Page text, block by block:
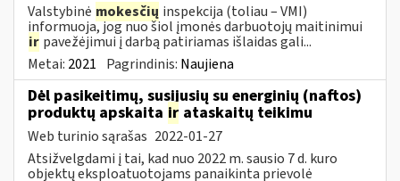
Valstybinė mokesčių inspekcija (toliau – VMI)
informuoja, jog nuo šiol įmonės darbuotojų maitinimui
ir pavežėjimui į darbą patiriamas išlaidas gali...
Metai: 2021 Pagrindinis: Naujiena
Dėl pasikeitimų, susijusių su energinių (naftos)
produktų apskaita ir ataskaitų teikimu
Web turinio sąrašas 2022-01-27
Atsižvelgdami į tai, kad nuo 2022 m. sausio 7 d. kuro
objektų eksploatuotojams panaikinta prievolė